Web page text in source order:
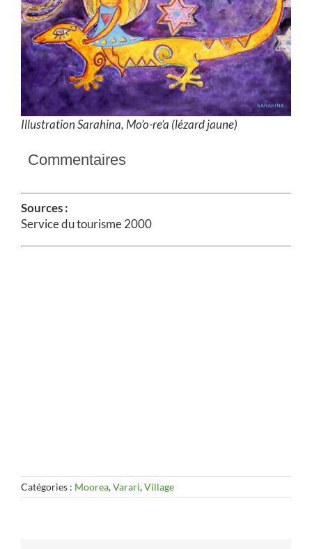
Illustration Sarahina, Mo’o-re’a (lézard jaune)
Commentaires
Sources :
Service du tourisme 2000
Catégories : Moorea,Varari,Village